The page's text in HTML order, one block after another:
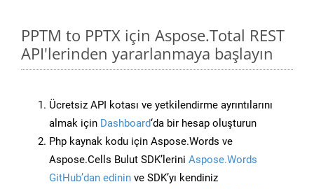
PPTM to PPTX için Aspose.Total REST
API'lerinden yararlanmaya başlayın
Ücretsiz API kotası ve yetkilendirme ayrıntılarını
almak için Dashboard‘da bir hesap oluşturun
Php kaynak kodu için Aspose.Words ve
Aspose.Cells Bulut SDK’lerini Aspose.Words
GitHub’dan edinin ve SDK’yı kendiniz